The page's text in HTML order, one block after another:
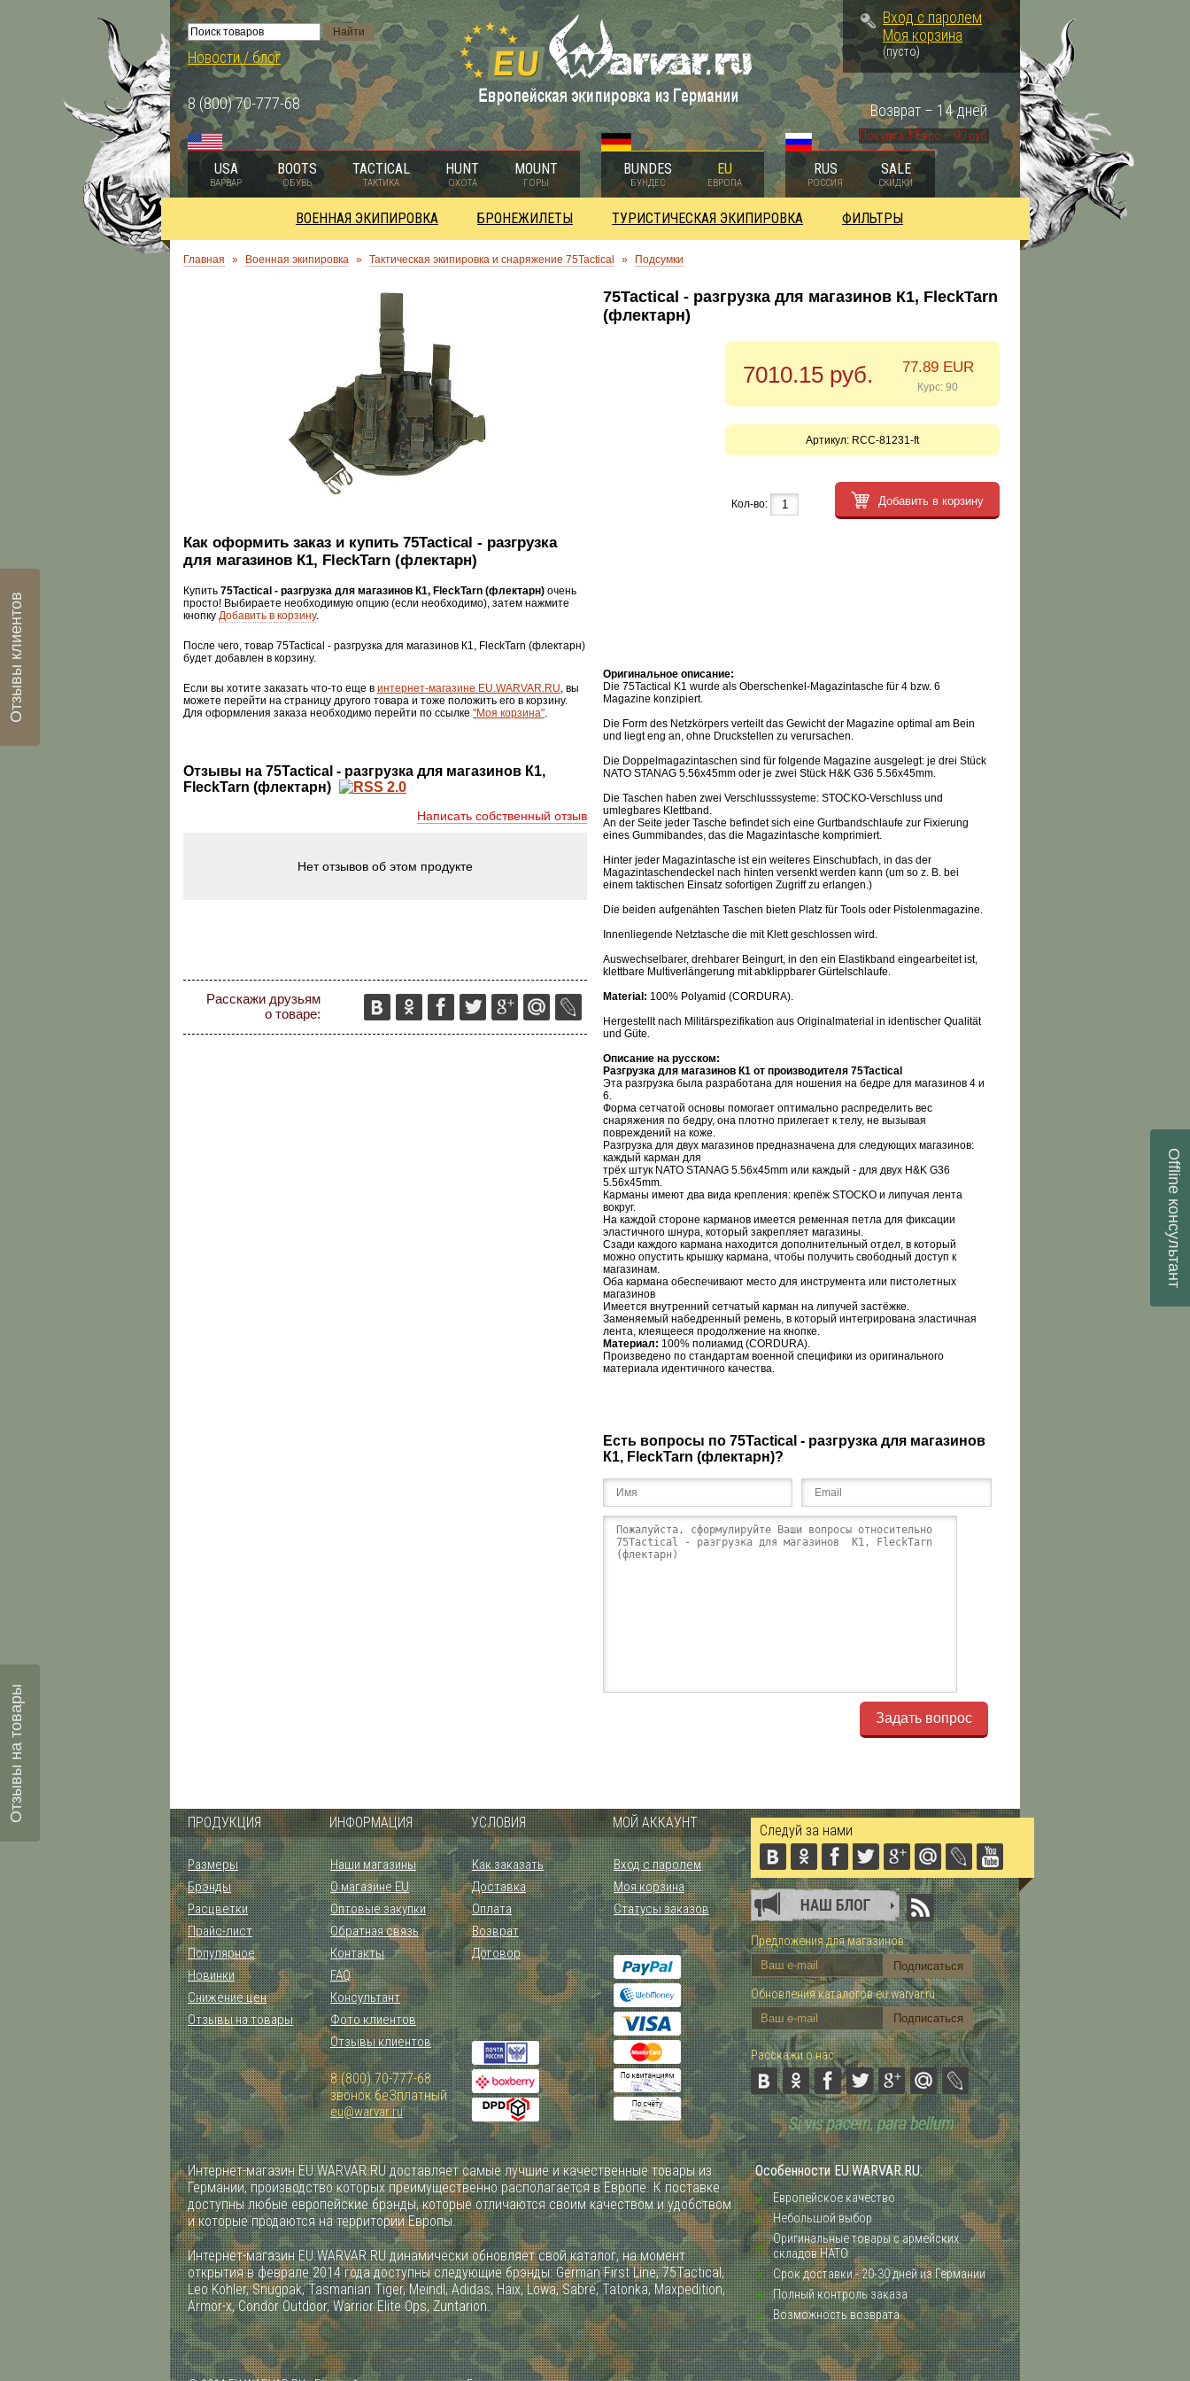
Новости / блог
8 (800) 70-777-68
Вход с паролем
Моя корзина
(пусто)
Покупка 1 Евро – 90 руб.
Возврат – 14 дней
USA
ВАРВАР
BOOTS
ОБУВЬ
TACTICAL
ТАКТИКА
HUNT
ОХОТА
MOUNT
ГОРЫ
BUNDES
БУНДЕС
EU
ЕВРОПА
RUS
РОССИЯ
SALE
СКИДКИ
ВОЕННАЯ ЭКИПИРОВКА БРОНЕЖИЛЕТЫ ТУРИСТИЧЕСКАЯ ЭКИПИРОВКА ФИЛЬТРЫ
Главная » Военная экипировка » Тактическая экипировка и снаряжение 75Tactical » Подсумки
Как оформить заказ и купить 75Tactical - разгрузка
для магазинов К1, FleckTarn (флектарн)
Купить 75Tactical - разгрузка для магазинов К1, FleckTarn (флектарн) очень
просто! Выбираете необходимую опцию (если необходимо), затем нажмите
кнопку Добавить в корзину.
После чего, товар 75Tactical - разгрузка для магазинов К1, FleckTarn (флектарн)
будет добавлен в корзину.
Если вы хотите заказать что-то еще в интернет-магазине EU.WARVAR.RU , вы
можете перейти на страницу другого товара и тоже положить его в корзину.
Для оформления заказа необходимо перейти по ссылке "Моя корзина"
Отзывы на 75Tactical - разгрузка для магазинов К1,
FleckTarn (флектарн)
Написать собственный отзыв
Нет отзывов об этом продукте
Расскажи друзьям
о товаре:
75Tactical - разгрузка для магазинов К1, FleckTarn
(флектарн)
7010.15 руб. 77.89 EUR
Курс: 90
Артикул: RCC-81231-ft
Кол-во: Добавить в корзину
Оригинальное описание:
Die 75Tactical K1 wurde als Oberschenkel-Magazintasche für 4 bzw. 6
Magazine konzipiert.
Die Form des Netzkörpers verteilt das Gewicht der Magazine optimal am Bein
und liegt eng an, ohne Druckstellen zu verursachen.
Die Doppelmagazintaschen sind für folgende Magazine ausgelegt: je drei Stück
NATO STANAG 5.56x45mm oder je zwei Stück H&K G36 5.56x45mm.
Die Taschen haben zwei Verschlusssysteme: STOCKO-Verschluss und
umlegbares Klettband.
An der Seite jeder Tasche befindet sich eine Gurtbandschlaufe zur Fixierung
eines Gummibandes, das die Magazintasche komprimiert.
Hinter jeder Magazintasche ist ein weiteres Einschubfach, in das der
Magazintaschendeckel nach hinten versenkt werden kann (um so z. B. bei
einem taktischen Einsatz sofortigen Zugriff zu erlangen.)
Die beiden aufgenähten Taschen bieten Platz für Tools oder Pistolenmagazine.
Innenliegende Netztasche die mit Klett geschlossen wird.
Auswechselbarer, drehbarer Beingurt, in den ein Elastikband eingearbeitet ist,
klettbare Multiverlängerung mit abklippbarer Gürtelschlaufe.
Material: 100% Polyamid (CORDURA).
Hergestellt nach Militärspezifikation aus Originalmaterial in identischer Qualität
und Güte.
Описание на русском:
Разгрузка для магазинов К1от производителя 75Tactical
Эта разгрузка была разработана для ношения на бедре для магазинов 4 и
6.
Форма сетчатой основы помогает оптимально распределить вес
снаряжения по бедру, она плотно прилегает к телу, не вызывая
повреждений на коже.
Разгрузка для двух магазинов предназначена для следующих магазинов:
каждый карман для
трёх штук NATO STANAG 5.56x45mm или каждый - для двух H&K G36
5.56x45mm.
Карманы имеют два вида крепления: крепёжSTOCKO и липучая лента
вокруг.
На каждой стороне карманов имеется ременная петла для фиксации
эластичного шнура, который закрепляет магазины.
Сзади каждого кармана находится дополнительный отдел, в который
можно опустить крышку кармана, чтобы получить свободный доступ к
магазинам.
Оба кармана обеспечивают место для инструмента или пистолетных
магазинов
Имеется внутренний сетчатый карман на липучей застёжке.
Заменяемый набедренный ремень, в который интегрирована эластичная
лента, клеящееся продолжение на кнопке.
Материал: 100% полиамид (СORDURA).
Произведено по стандартам военной специфики из оригинального
материала идентичного качества.
Есть вопросы по 75Tactical - разгрузка для магазинов
К1, FleckTarn (флектарн)?
Задать вопрос
ПРОДУКЦИЯ ИНФОРМАЦИЯ УСЛОВИЯ МОЙ АККАУНТ
Размеры
Брэнды
Расцветки
Прайс-лист
Популярное
Новинки
Снижение цен
Отзывы на товары
Наши магазины
О магазине EU
Оптовые закупки
Обратная связь
Контакты
FAQ
Консультант
Фото клиентов
Отзывы клиентов
8 (800) 70-777-68
звонок беЗплатный
eu@warvar.ru
Как заказать
Доставка
Оплата
Возврат
Договор
Вход с паролем
Моя корзина
Статусы заказов
Следуй за нами
Предложения для магазинов:
Обновления каталогов eu.warvar.ru
Расскажи о нас:
Интернет-магазин EU.WARVAR.RU доставляет самые лучшие и качественные товары из
Германии, производство которых преимущественно располагается в Европе. К поставке
доступны любые европейские брэнды, которые отличаются своим качеством и удобством
и которые продаются на территории Европы.
Интернет-магазин EU.WARVAR.RU динамически обновляет свой каталог, на момент
открытия в феврале 2014 года доступны следующие брэнды: German First Line, 75Tactical,
Leo Kohler, Snugpak, Tasmanian Tiger, Meindl, Adidas, Haix, Lowa, Sabre, Tatonka, Maxpedition,
Armor-x, Condor Outdoor, Warrior Elite Ops, Zuntarion.
Особенности EU.WARVAR.RU:
Европейское качество
Небольшой выбор
Оригинальные товары с армейских
складов НАТО
Срок доставки - 20-30 дней из Германии
Полный контроль заказа
Возможность возврата
Offline
консультант
Отзывы клиентов
Отзывы на товары